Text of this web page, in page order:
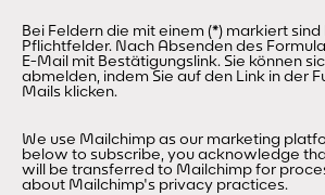
Bei Feldern die mit einem (*) markiert
Pflichtfelder. Nach Absenden des
E-Mail mit Bestätigungslink. Sie können
abmelden, indem Sie auf den Link in der
Mails klicken.
We use Mailchimp as our marketing
below to subscribe, you acknowledge
will be transferred to Mailchimp for
about Mailchimp's privacy practices.